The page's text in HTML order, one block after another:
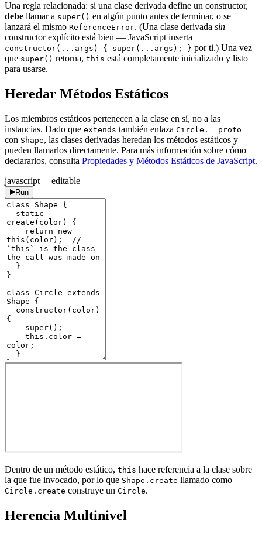
Una regla relacionada: si una clase derivada define un constructor,
debe llamar a super() en algún punto antes de terminar, o se
lanzará el mismo ReferenceError. (Una clase derivada sin
constructor explícito está bien — JavaScript inserta
constructor(...args) { super(...args); } por ti.) Una vez
que super() retorna, this está completamente inicializado y listo
para usarse.
Heredar Métodos Estáticos
Los miembros estáticos pertenecen a la clase en sí, no a las
instancias. Dado que extends también enlaza Circle.__proto__
con Shape, las clases derivadas heredan los métodos estáticos y
pueden llamarlos directamente. Para más información sobre cómo
declararlos, consulta Propiedades y Métodos Estáticos de JavaScript.
javascript— editable
Run
Dentro de un método estático, this hace referencia a la clase sobre
la que fue invocado, por lo que Shape.create llamado como
Circle.create construye un Circle.
Herencia Multinivel